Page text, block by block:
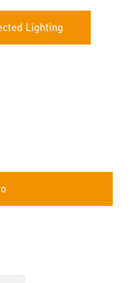
Lighting